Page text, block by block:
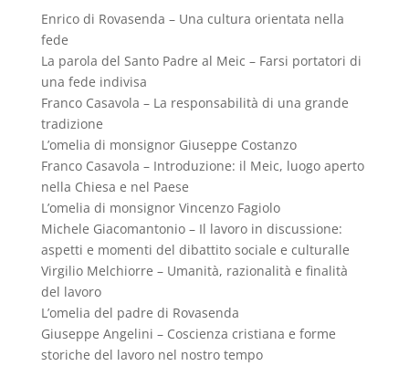
Enrico di Rovasenda – Una cultura orientata nella
fede
La parola del Santo Padre al Meic – Farsi portatori di
una fede indivisa
Franco Casavola – La responsabilità di una grande
tradizione
L’omelia di monsignor Giuseppe Costanzo
Franco Casavola – Introduzione: il Meic, luogo aperto
nella Chiesa e nel Paese
L’omelia di monsignor Vincenzo Fagiolo
Michele Giacomantonio – Il lavoro in discussione:
aspetti e momenti del dibattito sociale e culturalle
Virgilio Melchiorre – Umanità, razionalità e finalità
del lavoro
L’omelia del padre di Rovasenda
Giuseppe Angelini – Coscienza cristiana e forme
storiche del lavoro nel nostro tempo